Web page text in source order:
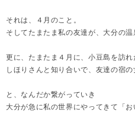
それは、４月のこと。
そしてたまたま私の友達が、大分の温
更に、たまたま４月に、小豆島を訪
しほりさんと知り合いで、友達の宿の
と、なんだか繋がっていき
大分が急に私の世界にやってきて「